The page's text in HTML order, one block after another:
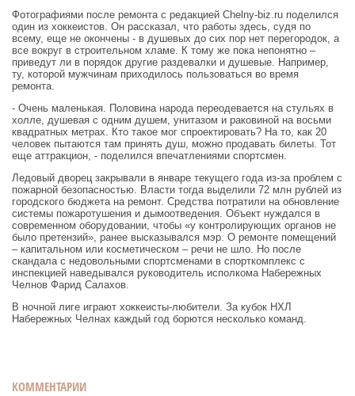
Фотографиями после ремонта с редакцией Chelny-biz.ru поделился
один из хоккеистов. Он рассказал, что работы здесь, судя по
всему, еще не окончены - в душевых до сих пор нет перегородок, а
все вокруг в строительном хламе. К тому же пока непонятно –
приведут ли в порядок другие раздевалки и душевые. Например,
ту, которой мужчинам приходилось пользоваться во время
ремонта.
- Очень маленькая. Половина народа переодевается на стульях в
холле, душевая с одним душем, унитазом и раковиной на восьми
квадратных метрах. Кто такое мог спроектировать? На то, как 20
человек пытаются там принять душ, можно продавать билеты. Тот
еще аттракцион, - поделился впечатлениями спортсмен.
Ледовый дворец закрывали в январе текущего года из-за проблем с
пожарной безопасностью. Власти тогда выделили 72 млн рублей из
городского бюджета на ремонт. Средства потратили на обновление
системы пожаротушения и дымоотведения. Объект нуждался в
современном оборудовании, чтобы «у контролирующих органов не
было претензий», ранее высказывался мэр. О ремонте помещений
– капитальном или косметическом – речи не шло. Но после
скандала с недовольными спортсменами в спорткомплекс с
инспекцией наведывался руководитель исполкома Набережных
Челнов Фарид Салахов.
В ночной лиге играют хоккеисты-любители. За кубок НХЛ
Набережных Челнах каждый год борются несколько команд.
КОММЕНТАРИИ